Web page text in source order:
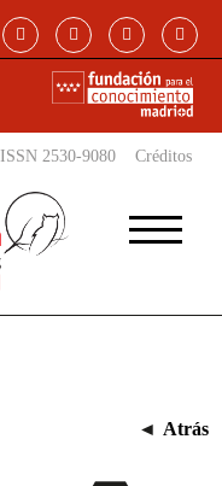
ISSN 2530-9080 Créditos
◄ Atrás